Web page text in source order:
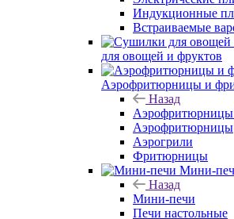
Индукционные
Встраиваемые
для овощей и фруктов
Аэрофритюрницы и
Назад
Аэрофритюрницы
Аэрогрили
Фритюрницы
Мини-
Назад
Мини-печи
Печи настольные